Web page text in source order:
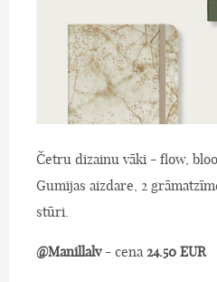
Četru dizainu vāki - flow,
Gumijas aizdare, 2
stūri.
@Manillalv- cena 24.50 EUR